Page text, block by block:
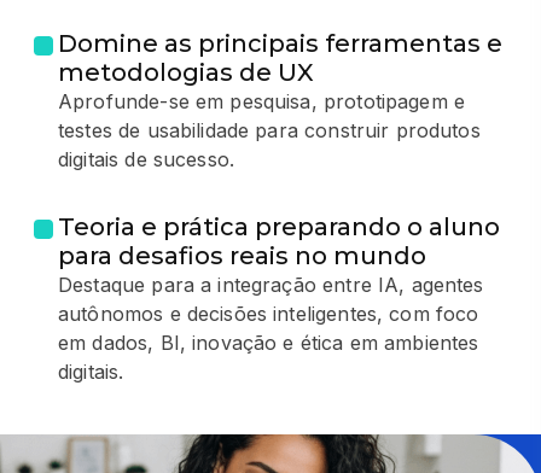
Domine as principais ferramentas e
metodologias de UX
Aprofunde-se em pesquisa, prototipagem e
testes de usabilidade para construir produtos
digitais de sucesso.
Teoria e prática preparando o aluno
para desafios reais no mundo
Destaque para a integração entre IA, agentes
autônomos e decisões inteligentes, com foco
em dados, BI, inovação e ética em ambientes
digitais.